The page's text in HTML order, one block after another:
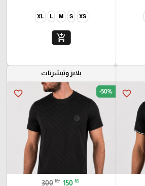
XS
S
M
L
XL
add_shopping_cart
favorite_border
بلايز وتيشرتات
favorite_border -50%
300 ₪ 150 ₪